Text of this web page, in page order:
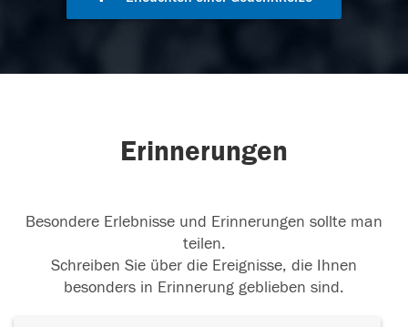
Erinnerungen
Besondere Erlebnisse und Erinnerungen sollte man
teilen.
Schreiben Sie über die Ereignisse, die Ihnen
besonders in Erinnerung geblieben sind.